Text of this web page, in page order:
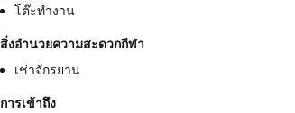
โต๊ะทำงาน
สิ่งอำนวยความสะดวกกีฬา
เช่าจักรยาน
การเข้าถึง